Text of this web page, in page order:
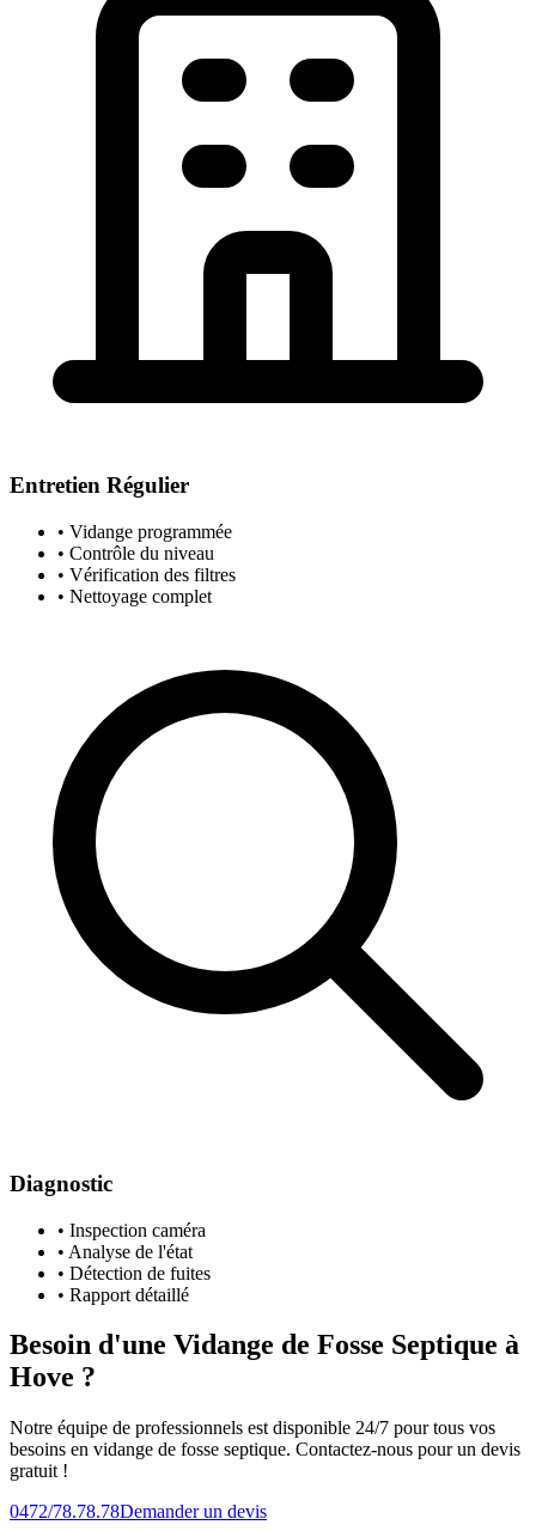
Entretien Régulier
• Vidange programmée
• Contrôle du niveau
• Vérification des filtres
• Nettoyage complet
Diagnostic
• Inspection caméra
• Analyse de l'état
• Détection de fuites
• Rapport détaillé
Besoin d'une Vidange de Fosse Septique à
Hove ?
Notre équipe de professionnels est disponible 24/7 pour tous vos
besoins en vidange de fosse septique. Contactez-nous pour un devis
gratuit !
0472/78.78.78Demander un devis